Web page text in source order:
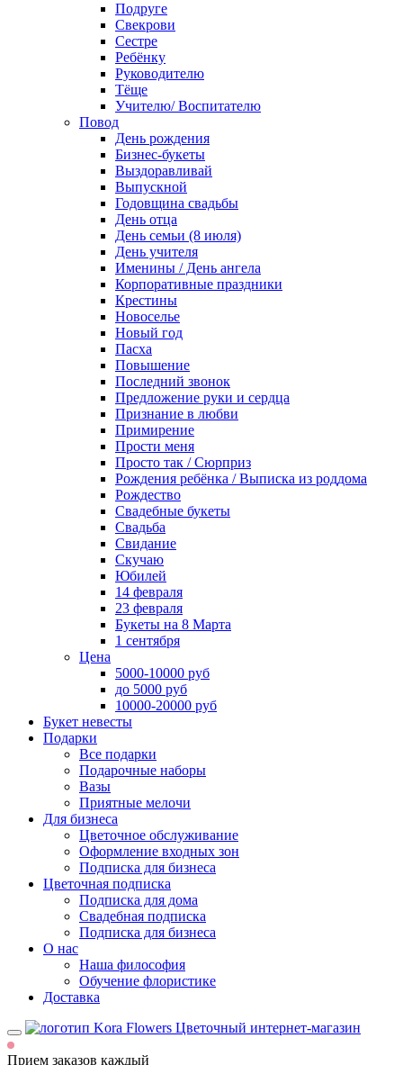
Подруге
Свекрови
Сестре
Ребёнку
Руководителю
Тёще
Учителю/ Воспитателю
Повод
День рождения
Бизнес-букеты
Выздоравливай
Выпускной
Годовщина свадьбы
День отца
День семьи (8 июля)
День учителя
Именины / День ангела
Корпоративные праздники
Крестины
Новоселье
Новый год
Пасха
Повышение
Последний звонок
Предложение руки и сердца
Признание в любви
Примирение
Прости меня
Просто так / Сюрприз
Рождения ребёнка / Выписка из роддома
Рождество
Свадебные букеты
Свадьба
Свидание
Скучаю
Юбилей
14 февраля
23 февраля
Букеты на 8 Марта
1 сентября
Цена
5000-10000 руб
до 5000 руб
10000-20000 руб
Букет невесты
Подарки
Все подарки
Подарочные наборы
Вазы
Приятные мелочи
Для бизнеса
Цветочное обслуживание
Оформление входных зон
Подписка для бизнеса
Цветочная подписка
Подписка для дома
Свадебная подписка
Подписка для бизнеса
О нас
Наша философия
Обучение флористике
Доставка
Цветочный интернет-магазин
Прием заказов каждый